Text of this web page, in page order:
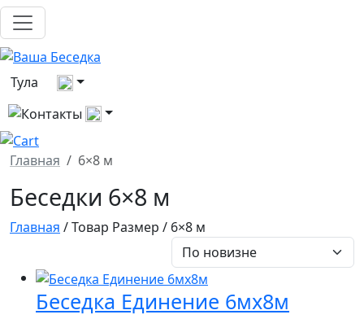
Тула
Выберите город
Все контакты
Главная 6×8 м
Беседки 6×8 м
Главная / Товар Размер / 6×8 м
Беседка Единение 6мх8м